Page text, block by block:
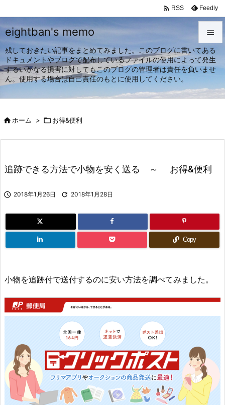
eightban's memo
残しておきたい記事をまとめてみました。このブログに書いてある
ドキュメントやブログで配布しているファイルの使用によって発生
するいかなる損害に対してもこのブログの管理者は責任を負いませ
ん。使用する場合は自己責任のもとに使用してください。


メニュ
サイド
次へ
検索
 RSS Feedly
ホーム > お得&便利
追跡できる方法で小物を安く送る ～ お得&便利
 2018年1月26日  2018年1月28日
Copy
小物を追跡付で送付するのに安い方法を調べてみました。